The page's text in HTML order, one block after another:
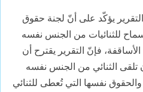
يؤكّد على أنّ لجنة حقوق
للثنائيات من الجنس نفسه
فإنّ التقرير يقترح أن
الثنائي من الجنس نفسه
والحقوق نفسها التي تُعطى للثنائي